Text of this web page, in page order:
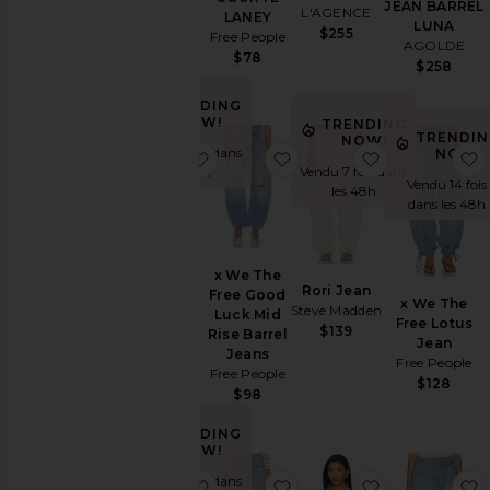
LANEY
Free People
$78
L'AGENCE
$255
JEAN BARREL
LUNA
AGOLDE
$258
TRENDING
NOW!
Vendu 9 fois dans
les 48h
ajouter aux préférésMarlow Vintage
x We The
Free Good
Luck Mid
Rise Barrel
Jeans
Free People
$98
ajouter aux préférésx
TRENDING
NOW!
Vendu 7 fois dans
les 48h
Rori Jean
Steve Madden
$139
ajouter aux
NOW!
Vendu 14 fois
dans les 48h
x We The
Free Lotus
Jean
Free People
$128
TRENDING
NOW!
Vendu 9 fois dansajouter aux préférésCourt Denim
ajouter aux ajouter aux